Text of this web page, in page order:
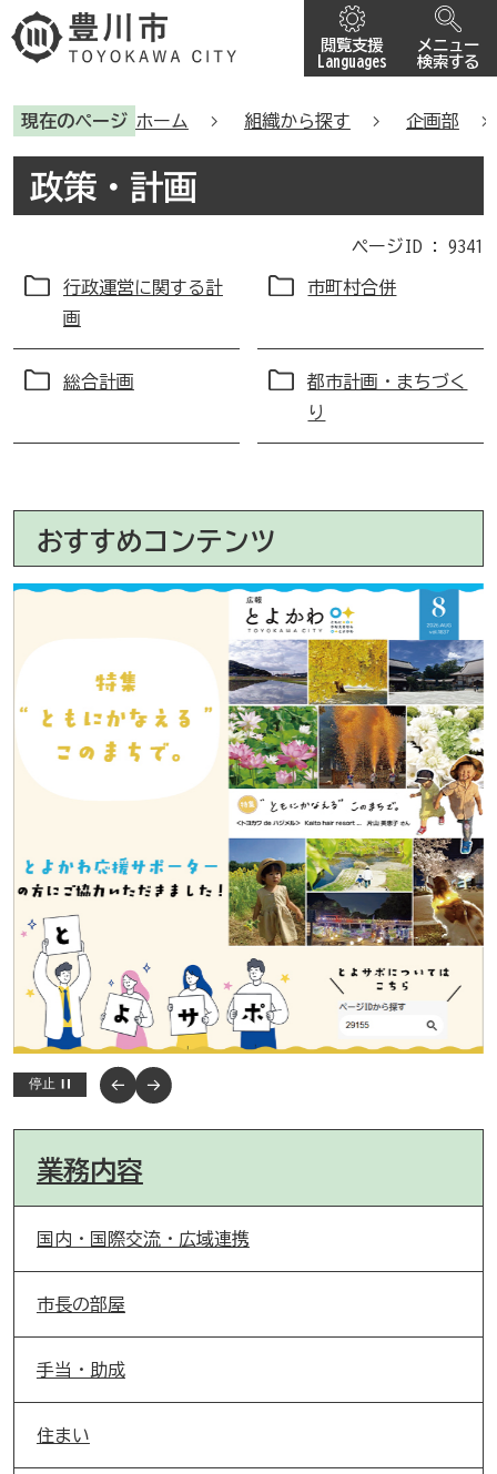
閲覧支援
Languages
メニュー
検索する
現在のページ ホーム 組織から探す 企画部
政策・計画
ページID :9341
行政運営に関する計
画
市町村合併
総合計画
都市計画・まちづく
り
おすすめコンテンツ
停止
業務内容
国内・国際交流・広域連携
市長の部屋
手当・助成
住まい